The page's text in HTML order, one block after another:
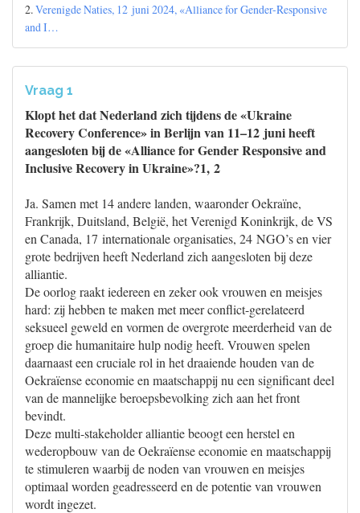
2.Verenigde Naties, 12 juni 2024, «Alliance for Gender-Responsive
and I…
Vraag 1
Klopt het dat Nederland zich tijdens de «Ukraine
Recovery Conference» in Berlijn van 11–12 juni heeft
aangesloten bij de «Alliance for Gender Responsive and
Inclusive Recovery in Ukraine»?1, 2
Ja. Samen met 14 andere landen, waaronder Oekraïne,
Frankrijk, Duitsland, België, het Verenigd Koninkrijk, de VS
en Canada, 17 internationale organisaties, 24 NGO’s en vier
grote bedrijven heeft Nederland zich aangesloten bij deze
alliantie.
De oorlog raakt iedereen en zeker ook vrouwen en meisjes
hard: zij hebben te maken met meer conflict-gerelateerd
seksueel geweld en vormen de overgrote meerderheid van de
groep die humanitaire hulp nodig heeft. Vrouwen spelen
daarnaast een cruciale rol in het draaiende houden van de
Oekraïense economie en maatschappij nu een significant deel
van de mannelijke beroepsbevolking zich aan het front
bevindt.
Deze multi-stakeholder alliantie beoogt een herstel en
wederopbouw van de Oekraïense economie en maatschappij
te stimuleren waarbij de noden van vrouwen en meisjes
optimaal worden geadresseerd en de potentie van vrouwen
wordt ingezet.